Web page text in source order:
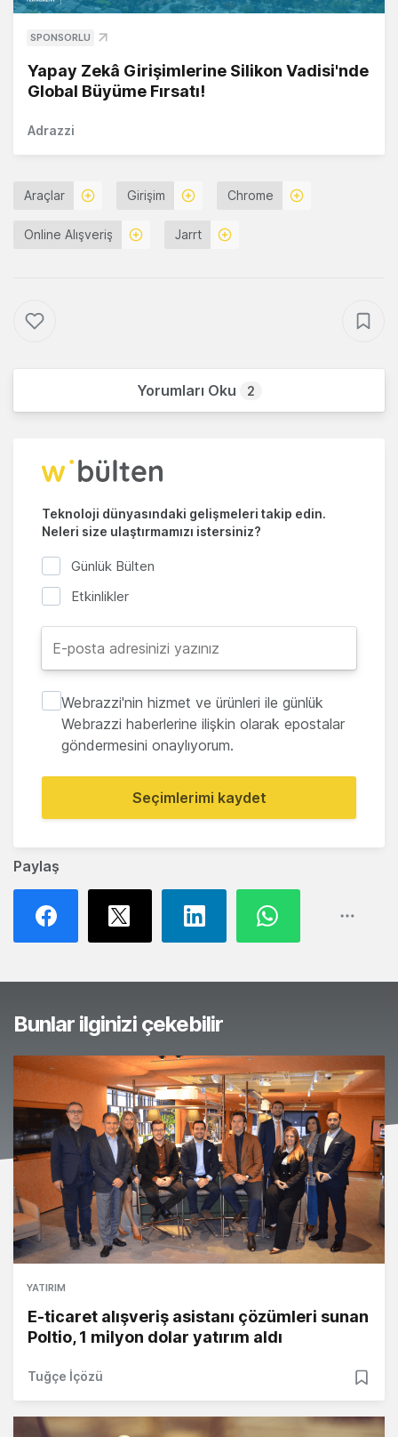
Paylaş
SPONSORLU
Yapay Zekâ Girişimlerine Silikon Vadisi'nde
Global Büyüme Fırsatı!
Adrazzi
Araçlar Girişim Chrome
Online Alışveriş Jarrt
Yorumları Oku 2
Teknoloji dünyasındaki gelişmeleri takip edin.
Neleri size ulaştırmamızı istersiniz?
Günlük Bülten
Etkinlikler
Webrazzi'nin hizmet ve ürünleri ile günlük
Webrazzi haberlerine ilişkin olarak epostalar
göndermesini onaylıyorum.
Seçimlerimi kaydet
Bunlar ilginizi çekebilir
YATIRIM
E-ticaret alışveriş asistanı çözümleri sunan
Poltio, 1 milyon dolar yatırım aldı
Tuğçe İçözü